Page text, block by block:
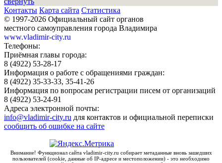
Контакты Карта сайта Статистика
© 1997-2026 Официальный сайт органов
местного самоуправления города Владимира
www.vladimir-city.ru
Телефоны:
Приёмная главы города:
8 (4922) 53-28-17
Информация о работе с обращениями граждан:
8 (4922) 35-33-33, 35-41-26
Информация по вопросам регистрации писем от организаций
8 (4922) 53-24-91
Адреса электронной почты:
info@vladimir-city.ru для контактов и официальной переписки
сообщить об ошибке на сайте
Внимание! Функционал сайта vladimir-city.ru собирает метаданные вновь зашедших
пользователей (cookie, данные об IP-адресе и местоположении) - это необходимо